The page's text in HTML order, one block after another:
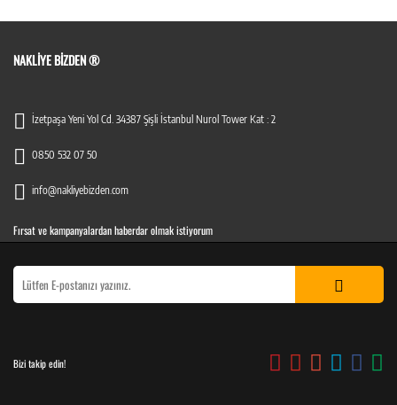
NAKLIYE BIZDEN ®
İzetpaşa Yeni Yol Cd. 34387 Şişli İstanbul Nurol Tower Kat : 2
0850 532 07 50
info@nakliyebizden.com
Fırsat ve kampanyalardan haberdar olmak istiyorum
Bizi takip edin!